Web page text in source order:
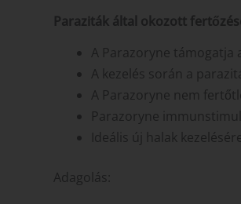
Paraziták által okozott
A Parazoryne támogatja
A kezelés során a
A Parazoryne nem
Parazoryne
Ideális új halak
Adagolás: